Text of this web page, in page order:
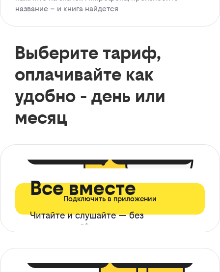
название – и книга найдется
Выберите тариф,
оплачивайте как
удобно - день или
месяц
Все вместе
Читайте и слушайте — без
ограничений*
Подключить в приложении